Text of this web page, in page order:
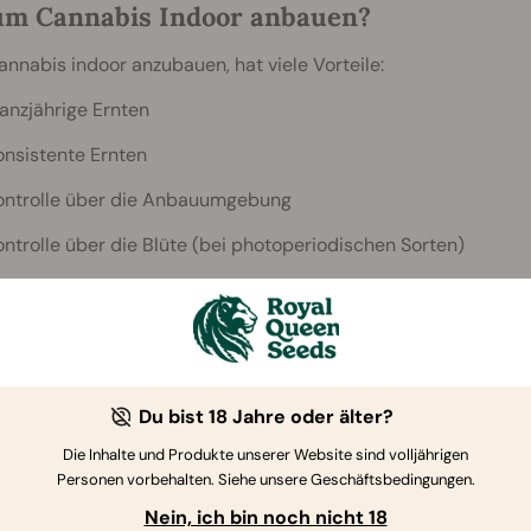
Cannabis Indoor anbauen?
indoor anzubauen, hat viele Vorteile:
Ernten
Ernten
über die Anbauumgebung
über die Blüte (bei photoperiodischen Sorten)
Hilfsmittel Und Welche Ausrüstung
großartiges Weed anzubauen, wirst Du das Folgende
Du bist 18 Jahre oder älter?
Die Inhalte und Produkte unserer Website sind volljährigen
Personen vorbehalten. Siehe unsere Geschäftsbedingungen.
Nein, ich bin noch nicht 18